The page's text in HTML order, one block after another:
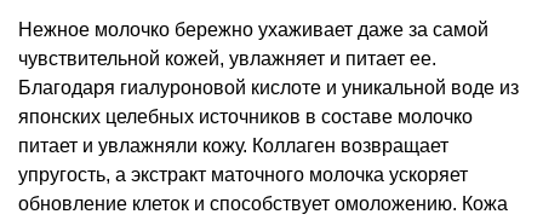
Нежное молочко бережно ухаживает даже за самой
чувствительной кожей, увлажняет и питает ее.
Благодаря гиалуроновой кислоте и уникальной воде из
японских целебных источников в составе молочко
питает и увлажняли кожу. Коллаген возвращает
упругость, а экстракт маточного молочка ускоряет
обновление клеток и способствует омоложению. Кожа